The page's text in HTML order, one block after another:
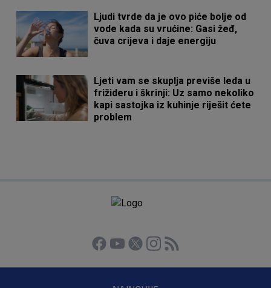
Ljudi tvrde da je ovo piće bolje od
vode kada su vrućine: Gasi žeđ,
čuva crijeva i daje energiju
Ljeti vam se skuplja previše leda u
frižideru i škrinji: Uz samo nekoliko
kapi sastojka iz kuhinje riješit ćete
problem